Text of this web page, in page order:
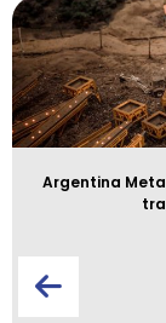
Argentina